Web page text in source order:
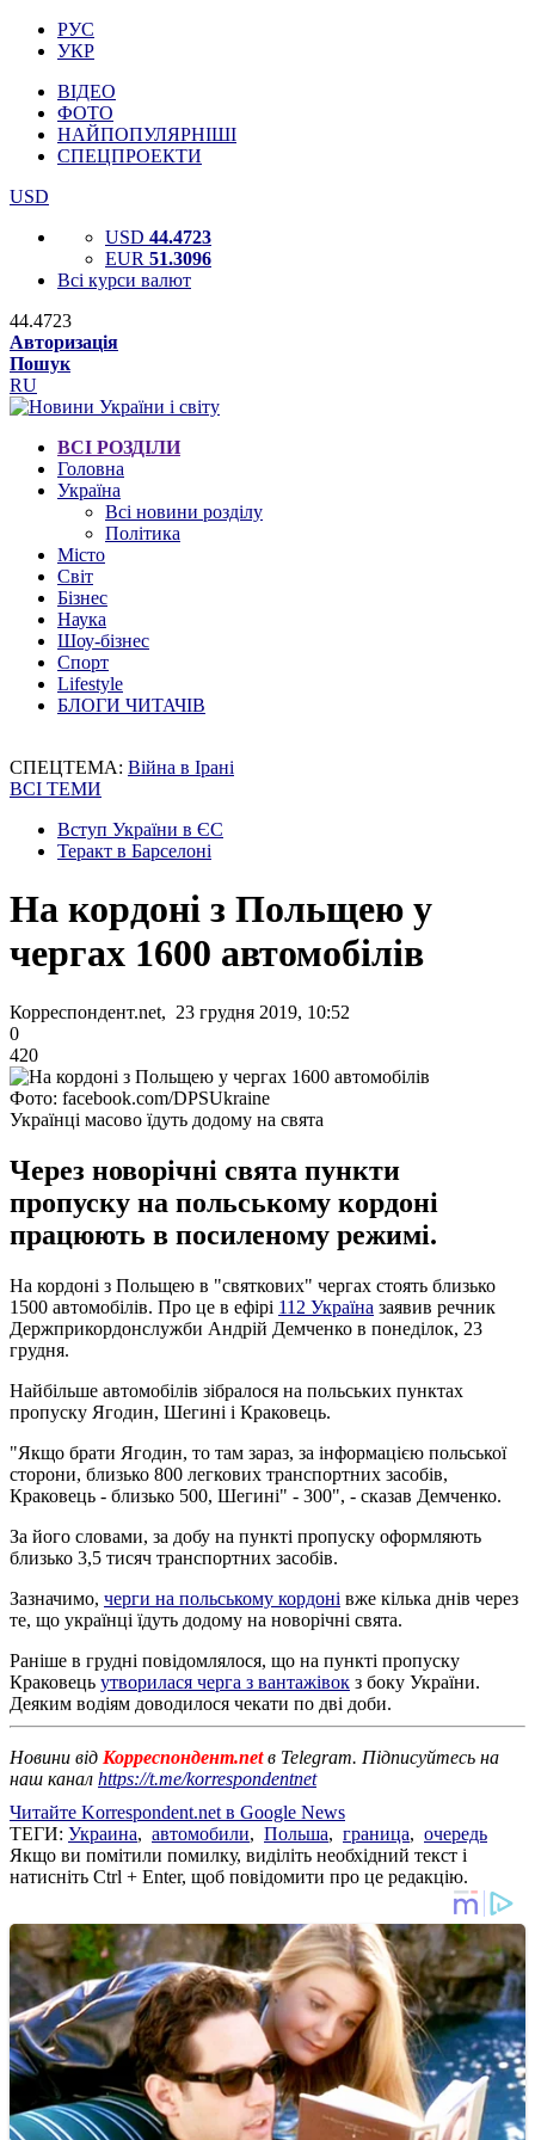
РУС
УКР
ВІДЕО
ФОТО
НАЙПОПУЛЯРНІШІ
СПЕЦПРОЕКТИ
USD
USD 44.4723
EUR 51.3096
Всі курси валют
44.4723
Авторизація
Пошук
RU
ВСІ РОЗДІЛИ
Головна
Україна
Всі новини розділу
Політика
Місто
Світ
Бізнес
Наука
Шоу-бізнес
Спорт
Lifestyle
БЛОГИ ЧИТАЧІВ
СПЕЦТЕМА: Війна в Ірані
ВСІ ТЕМИ
Вступ України в ЄС
Теракт в Барселоні
На кордоні з Польщею у
чергах 1600 автомобілів
Корреспондент.net, 23 грудня 2019, 10:52
0
420
Фото: facebook.com/DPSUkraine
Українці масово їдуть додому на свята
Через новорічні свята пункти
пропуску на польському кордоні
працюють в посиленому режимі.
На кордоні з Польщею в "святкових" чергах стоять близько
1500 автомобілів. Про це в ефірі 112 Україна заявив речник
Держприкордонслужби Андрій Демченко в понеділок, 23
грудня.
Найбільше автомобілів зібралося на польських пунктах
пропуску Ягодин, Шегині і Краковець.
"Якщо брати Ягодин, то там зараз, за інформацією польської
сторони, близько 800 легкових транспортних засобів,
Краковець - близько 500, Шегині" - 300", - сказав Демченко.
За його словами, за добу на пункті пропуску оформляють
близько 3,5 тисяч транспортних засобів.
Зазначимо, черги на польському кордоні вже кілька днів через
те, що українці їдуть додому на новорічні свята.
Раніше в грудні повідомлялося, що на пункті пропуску
Краковець утворилася черга з вантажівок з боку України.
Деяким водіям доводилося чекати по дві доби.
Новини від Корреспондент.netв Telegram. Підписуйтесь на
наш канал https://t.me/korrespondentnet
Читайте Korrespondent.net в Google News
ТЕГИ: Украина, автомобили, Польша, граница, очередь
Якщо ви помітили помилку, виділіть необхідний текст і
натисніть Ctrl + Enter, щоб повідомити про це редакцію.